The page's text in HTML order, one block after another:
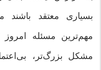
بسیاری معتقد
مهم‌ترین مسئله
مشکل بزرگ‌تر،